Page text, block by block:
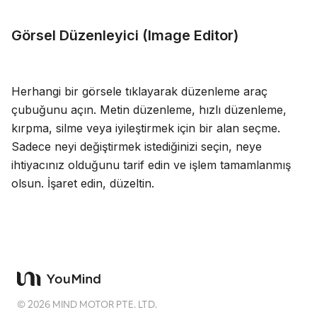
Görsel Düzenleyici (Image Editor)
Herhangi bir görsele tıklayarak düzenleme araç
çubuğunu açın. Metin düzenleme, hızlı düzenleme,
kırpma, silme veya iyileştirmek için bir alan seçme.
Sadece neyi değiştirmek istediğinizi seçin, neye
ihtiyacınız olduğunu tarif edin ve işlem tamamlanmış
olsun. İşaret edin, düzeltin.
©2026 MIND MOTOR PTE. LTD.